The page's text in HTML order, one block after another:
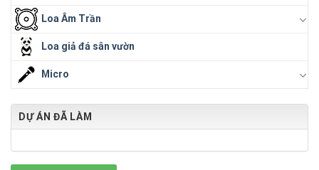
Loa Âm Trần
Loa giả đá sân vườn
Micro
DỰ ÁN ĐÃ LÀM